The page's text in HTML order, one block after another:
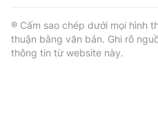
® Cấm sao chép dưới mọi hình
thuận bằng văn bản. Ghi rõ
thông tin từ website này.